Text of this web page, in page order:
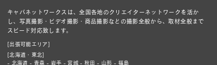
キャパネットワークスは、全国各地のクリエイターネットワークを活か
し、写真撮影・ビデオ撮影・商品撮影などの撮影全般から、取材全般まで
スピード対応致します。
[出張可能エリア]
[北海道・東北]
- 北海道 - 青森 - 岩手 - 宮城 - 秋田 - 山形 - 福島